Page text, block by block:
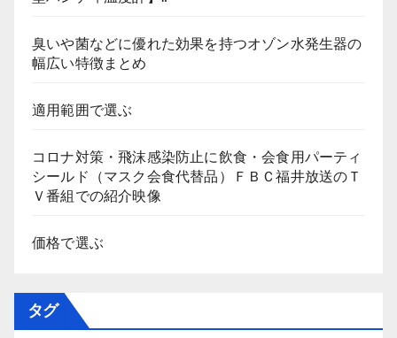
臭いや菌などに優れた効果を持つオゾン水発生器の
幅広い特徴まとめ
適用範囲で選ぶ
コロナ対策・飛沫感染防止に飲食・会食用パーティ
シールド（マスク会食代替品）ＦＢＣ福井放送のＴ
Ｖ番組での紹介映像
価格で選ぶ
タグ